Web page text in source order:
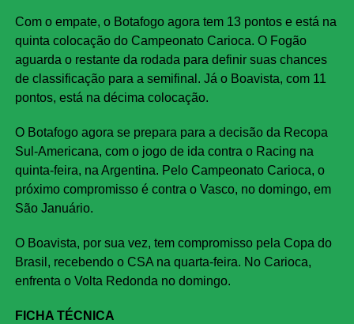
Com o empate, o Botafogo agora tem 13 pontos e está na
quinta colocação do Campeonato Carioca. O Fogão
aguarda o restante da rodada para definir suas chances
de classificação para a semifinal. Já o Boavista, com 11
pontos, está na décima colocação.
O Botafogo agora se prepara para a decisão da Recopa
Sul-Americana, com o jogo de ida contra o Racing na
quinta-feira, na Argentina. Pelo Campeonato Carioca, o
próximo compromisso é contra o Vasco, no domingo, em
São Januário.
O Boavista, por sua vez, tem compromisso pela Copa do
Brasil, recebendo o CSA na quarta-feira. No Carioca,
enfrenta o Volta Redonda no domingo.
FICHA TÉCNICA